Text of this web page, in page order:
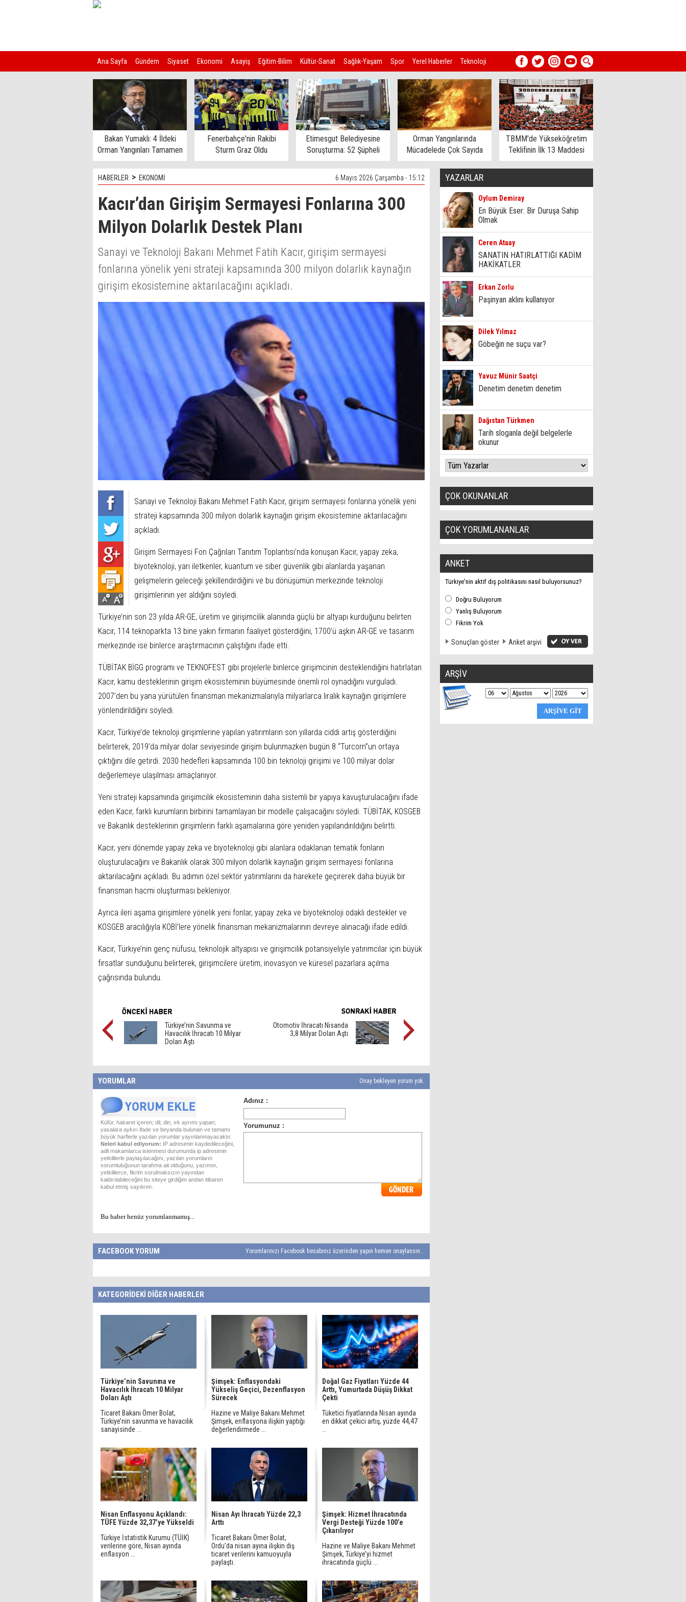
Ana Sayfa Gündem Siyaset Ekonomi Asayiş Eğitim-Bilim Kültür-Sanat Sağlık-Yaşam Spor Yerel Haberler Teknoloji
Kim Kimdir?
Bakan Yumaklı: 4 İldeki
Orman Yangınları Tamamen
Kontrol Altında
Fenerbahçe'nin Rakibi
Sturm Graz Oldu
Etimesgut Belediyesine
Soruşturma: 52 Şüpheli
Gözaltına Alındı
Orman Yangınlarında
Mücadelede Çok Sayıda
Ev Tahliye Edildi
TBMM'de Yükseköğretim
Teklifinin İlk 13 Maddesi
Kabul Edildi
HABERLER > EKONOMİ 6 Mayıs 2026 Çarşamba - 15:12
Kacır’dan Girişim Sermayesi Fonlarına 300
Milyon Dolarlık Destek Planı
Sanayi ve Teknoloji Bakanı Mehmet Fatih Kacır, girişim sermayesi
fonlarına yönelik yeni strateji kapsamında 300 milyon dolarlık kaynağın
girişim ekosistemine aktarılacağını açıkladı.
Sanayi ve Teknoloji Bakanı Mehmet Fatih Kacır, girişim sermayesi fonlarına yönelik yeni
strateji kapsamında 300 milyon dolarlık kaynağın girişim ekosistemine aktarılacağını
açıkladı.
Girişim Sermayesi Fon Çağrıları Tanıtım Toplantısı’nda konuşan Kacır, yapay zeka,
biyoteknoloji, yarı iletkenler, kuantum ve siber güvenlik gibi alanlarda yaşanan
gelişmelerin geleceği şekillendirdiğini ve bu dönüşümün merkezinde teknoloji
girişimlerinin yer aldığını söyledi.
Türkiye’nin son 23 yılda AR-GE, üretim ve girişimcilik alanında güçlü bir altyapı kurduğunu belirten
Kacır, 114 teknoparkta 13 bine yakın firmanın faaliyet gösterdiğini, 1700’ü aşkın AR-GE ve tasarım
merkezinde ise binlerce araştırmacının çalıştığını ifade etti.
TÜBİTAK BİGG programı ve TEKNOFEST gibi projelerle binlerce girişimcinin desteklendiğini hatırlatan
Kacır, kamu desteklerinin girişim ekosisteminin büyümesinde önemli rol oynadığını vurguladı.
2007’den bu yana yürütülen finansman mekanizmalarıyla milyarlarca liralık kaynağın girişimlere
yönlendirildiğini söyledi.
Kacır, Türkiye’de teknoloji girişimlerine yapılan yatırımların son yıllarda ciddi artış gösterdiğini
belirterek, 2019’da milyar dolar seviyesinde girişim bulunmazken bugün 8 “Turcorn”un ortaya
çıktığını dile getirdi. 2030 hedefleri kapsamında 100 bin teknoloji girişimi ve 100 milyar dolar
değerlemeye ulaşılması amaçlanıyor.
Yeni strateji kapsamında girişimcilik ekosisteminin daha sistemli bir yapıya kavuşturulacağını ifade
eden Kacır, farklı kurumların birbirini tamamlayan bir modelle çalışacağını söyledi. TÜBİTAK, KOSGEB
ve Bakanlık desteklerinin girişimlerin farklı aşamalarına göre yeniden yapılandırıldığını belirtti.
Kacır, yeni dönemde yapay zeka ve biyoteknoloji gibi alanlara odaklanan tematik fonların
oluşturulacağını ve Bakanlık olarak 300 milyon dolarlık kaynağın girişim sermayesi fonlarına
aktarılacağını açıkladı. Bu adımın özel sektör yatırımlarını da harekete geçirerek daha büyük bir
finansman hacmi oluşturması bekleniyor.
Ayrıca ileri aşama girişimlere yönelik yeni fonlar, yapay zeka ve biyoteknoloji odaklı destekler ve
KOSGEB aracılığıyla KOBİ’lere yönelik finansman mekanizmalarının devreye alınacağı ifade edildi.
Kacır, Türkiye’nin genç nüfusu, teknolojik altyapısı ve girişimcilik potansiyeliyle yatırımcılar için büyük
fırsatlar sunduğunu belirterek, girişimcilere üretim, inovasyon ve küresel pazarlara açılma
çağrısında bulundu.
Türkiye’nin Savunma ve
Havacılık İhracatı 10 Milyar
Doları Aştı
Otomotiv İhracatı Nisanda
3,8 Milyar Doları Aştı
YORUMLAR Onay bekleyen yorum yok.
Küfür, hakaret içeren; dil, din, ırk ayrımı yapan;
yasalara aykırı ifade ve beyanda bulunan ve tamamı
büyük harflerle yazılan yorumlar yayınlanmayacaktır.
Neleri kabul ediyorum: IP adresimin kaydedileceğini,
adli makamlarca istenmesi durumunda ip adresimin
yetkililerle paylaşılacağını, yazılan yorumların
sorumluluğunun tarafıma ait olduğunu, yazımın,
yetkililerce, fikrim sorulmaksızın yayından
kaldırılabileceğini bu siteye girdiğim andan itibaren
kabul etmiş sayılırım.
Bu haber henüz yorumlanmamış...
FACEBOOK YORUM Yorumlarınızı Facebook hesabınız üzerinden yapın hemen onaylansın...
KATEGORİDEKİ DİĞER HABERLER
Türkiye’nin Savunma ve
Havacılık İhracatı 10 Milyar
Doları Aştı
Ticaret Bakanı Ömer Bolat,
Türkiye’nin savunma ve havacılık
sanayisinde ...
Şimşek: Enflasyondaki
Yükseliş Geçici, Dezenflasyon
Sürecek
Hazine ve Maliye Bakanı Mehmet
Şimşek, enflasyona ilişkin yaptığı
değerlendirmede ...
Doğal Gaz Fiyatları Yüzde 44
Arttı, Yumurtada Düşüş Dikkat
Çekti
Tüketici fiyatlarında Nisan ayında
en dikkat çekici artış, yüzde 44,47
Nisan Enflasyonu Açıklandı:
TÜFE Yüzde 32,37’ye Yükseldi
Türkiye İstatistik Kurumu (TÜİK)
verilerine göre, Nisan ayında
enflasyon ...
Nisan Ayı İhracatı Yüzde 22,3
Arttı
Ticaret Bakanı Ömer Bolat,
Ordu’da nisan ayına ilişkin dış
ticaret verilerini kamuoyuyla
paylaştı.
Şimşek: Hizmet İhracatında
Vergi Desteği Yüzde 100’e
Çıkarılıyor
Hazine ve Maliye Bakanı Mehmet
Şimşek, Türkiye’yi hizmet
ihracatında güçlü ...
YAZARLAR
Oylum Demiray
En Büyük Eser: Bir Duruşa Sahip
Olmak
Ceren Ataay
SANATIN HATIRLATTIĞI KADİM
HAKİKATLER
Erkan Zorlu
Paşinyan aklını kullanıyor
Dilek Yılmaz
Göbeğin ne suçu var?
Yavuz Münir Saatçi
Denetim denetim denetim
Dağıstan Türkmen
Tarih sloganla değil belgelerle
okunur
ÇOK OKUNANLAR
ÇOK YORUMLANANLAR
ANKET
Türkiye'nin aktif dış politikasını nasıl buluyorsunuz?
Doğru Buluyorum
Yanlış Buluyorum
Fikrim Yok
Sonuçları göster Anket arşivi
ARŞİV